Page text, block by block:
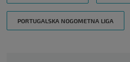
PORTUGALSKA NOGOMETNA LIGA